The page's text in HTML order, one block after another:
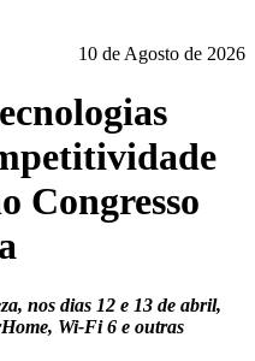
10 de Agosto de 2026
Congresso
nos dias 12 e 13 de abril,
Wi-Fi 6 e outras